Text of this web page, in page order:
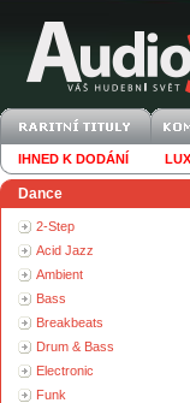
IHNED K DODÁNÍ
Dance
2-Step
Acid Jazz
Ambient
Bass
Breakbeats
Drum & Bass
Electronic
Funk